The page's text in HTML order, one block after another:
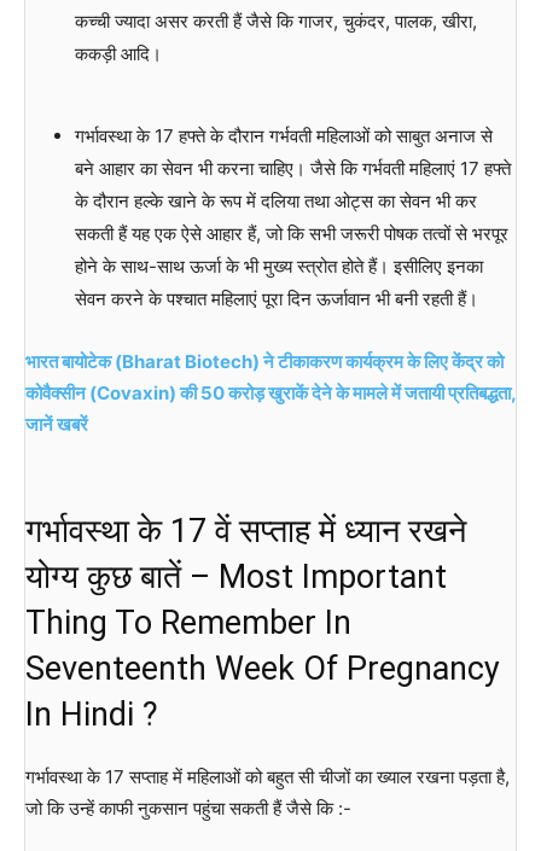
कच्ची ज्यादा असर करती हैं जैसे कि गाजर, चुकंदर, पालक, खीरा,
ककड़ी आदि।
गर्भावस्था के 17 हफ्ते के दौरान गर्भवती महिलाओं को साबुत अनाज से
बने आहार का सेवन भी करना चाहिए। जैसे कि गर्भवती महिलाएं 17 हफ्ते
के दौरान हल्के खाने के रूप में दलिया तथा ओट्स का सेवन भी कर
सकती हैं यह एक ऐसे आहार हैं, जो कि सभी जरूरी पोषक तत्वों से भरपूर
होने के साथ-साथ ऊर्जा के भी मुख्य स्त्रोत होते हैं। इसीलिए इनका
सेवन करने के पश्चात महिलाएं पूरा दिन ऊर्जावान भी बनी रहती हैं।
भारत बायोटेक (Bharat Biotech) ने टीकाकरण कार्यक्रम के लिए केंद्र को
कोवैक्सीन (Covaxin) की 50 करोड़ खुराकें देने के मामले में जतायी प्रतिबद्धता,
जानें खबरें
गर्भावस्था के 17 वें सप्ताह में ध्यान रखने
योग्य कुछ बातें – Most Important
Thing To Remember In
Seventeenth Week Of Pregnancy
In Hindi ?
गर्भावस्था के 17 सप्ताह में महिलाओं को बहुत सी चीजों का ख्याल रखना पड़ता है,
जो कि उन्हें काफी नुकसान पहुंचा सकती हैं जैसे कि :-